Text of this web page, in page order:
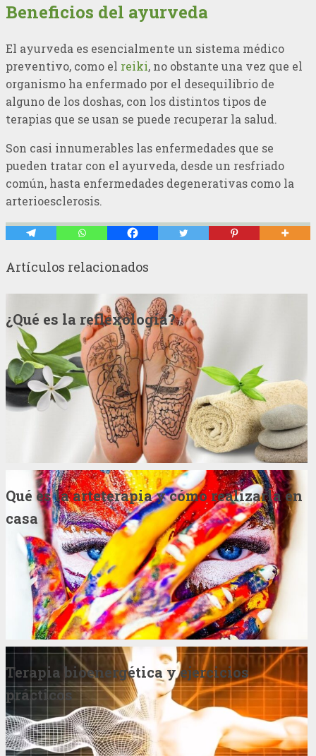
Beneficios del ayurveda
El ayurveda es esencialmente un sistema médico
preventivo, como el reiki, no obstante una vez que el
organismo ha enfermado por el desequilibrio de
alguno de los doshas, con los distintos tipos de
terapias que se usan se puede recuperar la salud.
Son casi innumerables las enfermedades que se
pueden tratar con el ayurveda, desde un resfriado
común, hasta enfermedades degenerativas como la
arterioesclerosis.
Artículos relacionados
¿Qué es la reflexología?
Qué es la arteterapia y cómo realizarla en
casa
Terapia bioenergética y ejercicios
prácticos